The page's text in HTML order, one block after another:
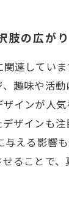
肢の広がり
連してい
趣味や活
インが人
ザインも
える影響
ることで